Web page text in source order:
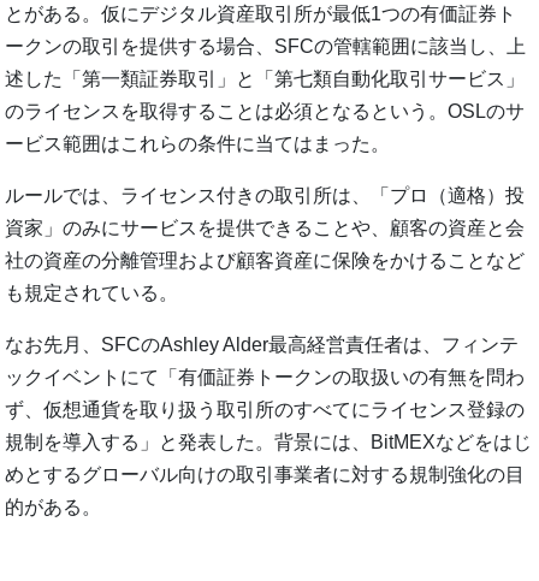
とがある。仮にデジタル資産取引所が最低1つの有価証券ト
ークンの取引を提供する場合、SFCの管轄範囲に該当し、上
述した「第一類証券取引」と「第七類自動化取引サービス」
のライセンスを取得することは必須となるという。OSLのサ
ービス範囲はこれらの条件に当てはまった。
ルールでは、ライセンス付きの取引所は、「プロ（適格）投
資家」のみにサービスを提供できることや、顧客の資産と会
社の資産の分離管理および顧客資産に保険をかけることなど
も規定されている。
なお先月、SFCのAshley Alder最高経営責任者は、フィンテ
ックイベントにて「有価証券トークンの取扱いの有無を問わ
ず、仮想通貨を取り扱う取引所のすべてにライセンス登録の
規制を導入する」と発表した。背景には、BitMEXなどをはじ
めとするグローバル向けの取引事業者に対する規制強化の目
的がある。